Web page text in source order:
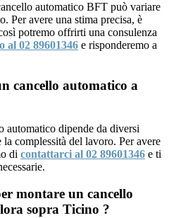
automatico BFT può variare
Per avere una stima precisa, è
potremo offrirti una consulenza
al 02 89601346 e risponderemo a
cancello automatico a
automatico dipende da diversi
complessità del lavoro. Per avere
di contattarci al 02 89601346 e ti
montare un cancello
sopra Ticino ?